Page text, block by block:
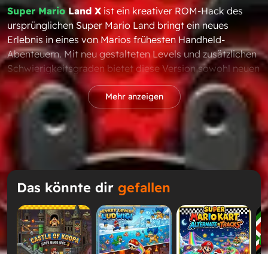
Das könnte dir gefallen
Super MarioLand Xist ein kreativer ROM-Hack des
ursprünglichen Super Mario Land bringt ein neues
Erlebnis in eines von Marios frühesten Handheld-
Abenteuern. Mit neu gestalteten Levels und zusätzlichen
Schwierigkeitsgraden bietet diese Version sowohl neuen
als auch wiederkehrenden Spielern einen Grund, wieder
in den Game Boy-Klassiker einzutauchen.
12 brandneue Levels zum
Erkunden
Im Gegensatz zum Originalspiel bietetSuper Mario
Land Die Levels bleiben dem rasanten Stil des
Originals treu und sorgen gleichzeitig für mehr
Abwechslung und Kreativität.
Fans vonSuper Mario Bros.undSuper Mario Land 2:
6 Golden Coinswird es genießen, wie dieser Hack
Mehr anzeigen